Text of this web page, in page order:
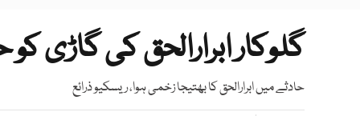
گلوکار ابرارالحق کی گاڑی کو
حادثے میں ابرارالحق کا بھتیجا زخمی ہوا، ریسکیو ذرائع